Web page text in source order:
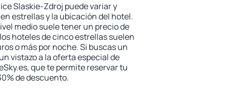
Slaskie-Zdroj puede variar y
estrellas y la ubicación del hotel.
medio suele tener un precio de
hoteles de cinco estrellas suelen
o más por noche. Si buscas un
vistazo a la oferta especial de
que te permite reservar tu
de descuento.